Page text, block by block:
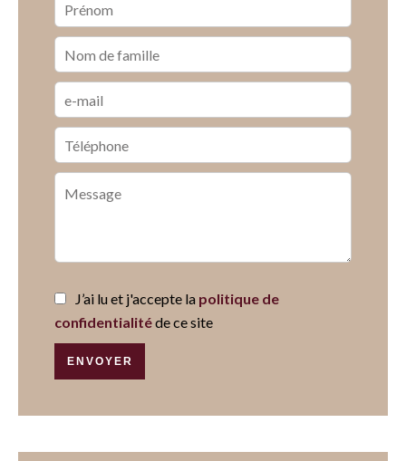
J’ai lu et j'accepte la politique de
confidentialitéde ce site
ENVOYER